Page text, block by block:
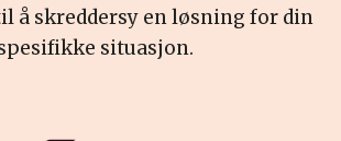
å skreddersy en løsning for din
situasjon.